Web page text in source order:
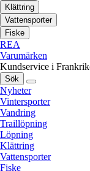
Klättring
Vattensporter
Fiske
REA
Varumärken
Kundservice i
Sök
Nyheter
Vintersporter
Vandring
Traillöpning
Löpning
Klättring
Vattensporter
Fiske